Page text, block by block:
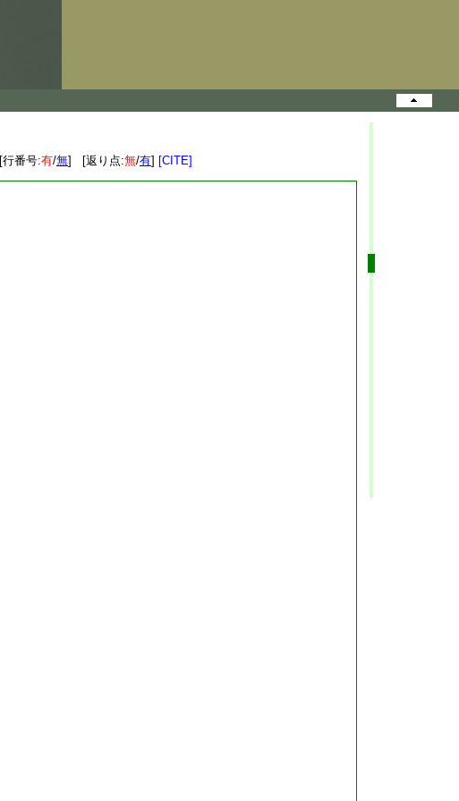
[行番号:有/無] [返り点:無/有] [CITE]